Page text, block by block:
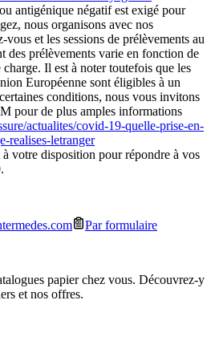
antigénique négatif est exigé pour
nous organisons avec nos
et les sessions de prélèvements au
des prélèvements varie en fonction de
Il est à noter toutefois que les
Européenne sont éligibles à un
conditions, nous vous invitons
pour de plus amples informations
actualites/covid-19-quelle-prise-en-
realises-letranger
votre disposition pour répondre à vos
Par formulaire
papier chez vous. Découvrez-y
et nos offres.